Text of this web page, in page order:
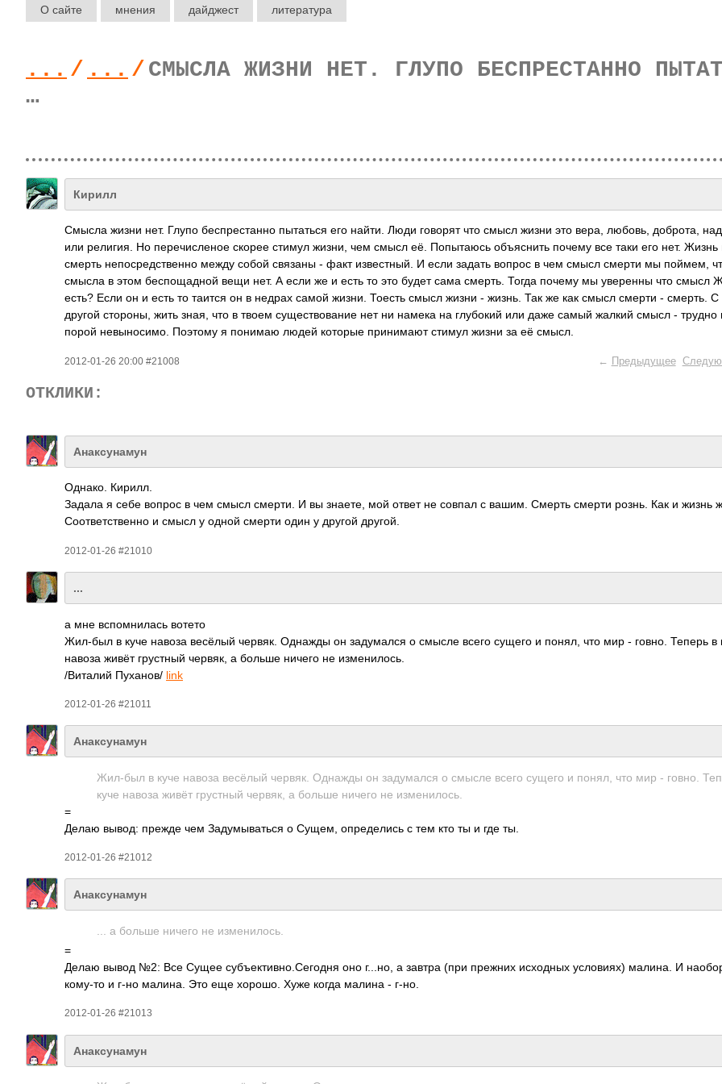
О сайте мнения дайджест литература
... / ... / СМЫСЛА ЖИЗНИ НЕТ. ГЛУПО БЕСПРЕСТАННО
…
Кирилл
Смысла жизни нет. Глупо беспрестанно пытаться его найти. Люди говорят что смысл жизни это вера, любовь, доброта,
или религия. Но перечисленое скорее стимул жизни, чем смысл её. Попытаюсь объяснить почему все таки его нет. Жизнь
смерть непосредственно между собой связаны - факт известный. И если задать вопрос в чем смысл смерти мы поймем,
смысла в этом беспощадной вещи нет. А если же и есть то это будет сама смерть. Тогда почему мы уверенны что смысл
есть? Если он и есть то таится он в недрах самой жизни. Тоесть смысл жизни - жизнь. Так же как смысл смерти - смерть. С
другой стороны, жить зная, что в твоем существование нет ни намека на глубокий или даже самый жалкий смысл - трудно
порой невыносимо. Поэтому я понимаю людей которые принимают стимул жизни за её смысл.
2012-01-26 20:00 #21008 ← Предыдущее
ОТКЛИКИ:
Анаксунамун
Однако. Кирилл.
Задала я себе вопрос в чем смысл смерти. И вы знаете, мой ответ не совпал с вашим. Смерть смерти рознь. Как и жизнь
Соот­ветс­твенно и смысл у одной смерти один у другой другой.
2012-01-26 #21010
...
а мне вспо­мнил­ась вотето
Жил-был в куче навоза весёлый червяк. Однажды он заду­мался о смысле всего сущего и понял, что мир - говно. Теперь в
навоза живёт грус­тный червяк, а больше ничего не изме­нило­сь.
/Вит­алий Пуха­нов/ link
2012-01-26 #21011
Анаксунамун
Жил-был в куче навоза весёлый червяк. Однажды он заду­мался о смысле всего сущего и понял, что мир - говно.
куче навоза живёт грус­тный червяк, а больше ничего не изме­нило­сь.
=
Делаю вывод: прежде чем Заду­мыва­ться о Сущем, опре­делись с тем кто ты и где ты.
2012-01-26 #21012
Анаксунамун
... а больше ничего не изме­нило­сь.
=
Делаю вывод №2: Все Сущее субъ­екти­вно.­Сего­дня оно г...но, а завтра (при прежних исхо­дных усло­виях) малина. И
кому-то и г-но малина. Это еще хорошо. Хуже когда малина - г-но.
2012-01-26 #21013
Анаксунамун